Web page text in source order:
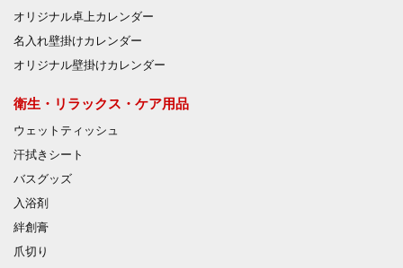
オリジナル卓上カレンダー
名入れ壁掛けカレンダー
オリジナル壁掛けカレンダー
衛生・リラックス・ケア用品
ウェットティッシュ
汗拭きシート
バスグッズ
入浴剤
絆創膏
爪切り